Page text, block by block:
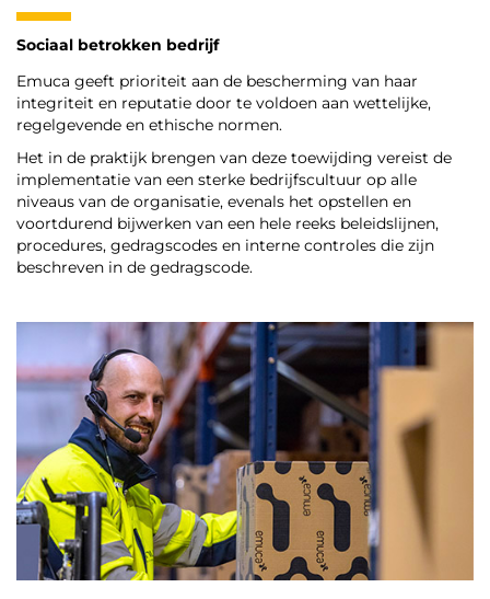
Sociaal betrokken bedrijf
Emuca geeft prioriteit aan de bescherming van haar
integriteit en reputatie door te voldoen aan wettelijke,
regelgevende en ethische normen.
Het in de praktijk brengen van deze toewijding vereist de
implementatie van een sterke bedrijfscultuur op alle
niveaus van de organisatie, evenals het opstellen en
voortdurend bijwerken van een hele reeks beleidslijnen,
procedures, gedragscodes en interne controles die zijn
beschreven in de gedragscode.